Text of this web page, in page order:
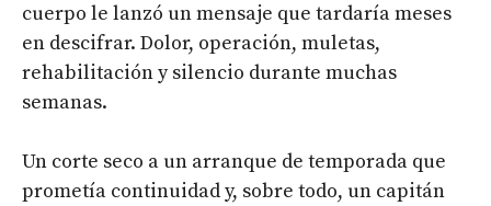
cuerpo le lanzó un mensaje que tardaría meses
en descifrar. Dolor, operación, muletas,
rehabilitación y silencio durante muchas
semanas.
Un corte seco a un arranque de temporada que
prometía continuidad y, sobre todo, un capitán